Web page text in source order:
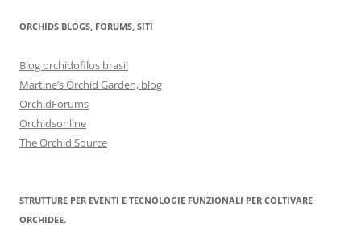
ORCHIDS BLOGS, FORUMS, SITI
Blog orchidofilos brasil
Martine’s Orchid Garden, blog
OrchidForums
Orchidsonline
The Orchid Source
STRUTTURE PER EVENTI E TECNOLOGIE FUNZIONALI PER COLTIVARE
ORCHIDEE.